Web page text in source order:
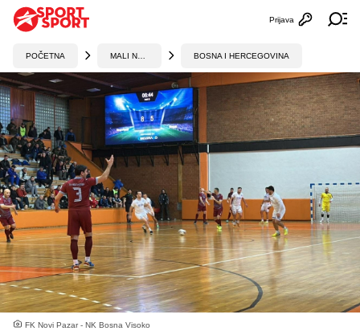
Otvori
Prijava
POČETNA BOSNA I HERCEGOVINA
FK Novi Pazar - NK Bosna Visoko